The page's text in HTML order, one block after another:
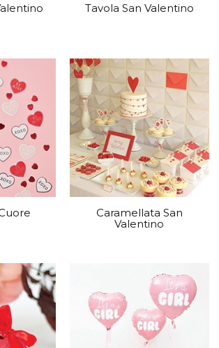
Tavola San Valentino
Caramellata San
Valentino